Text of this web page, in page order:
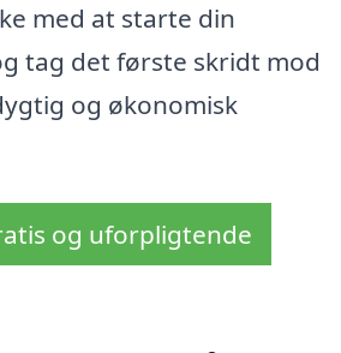
med at starte din
tag det første skridt mod
og økonomisk
og uforpligtende